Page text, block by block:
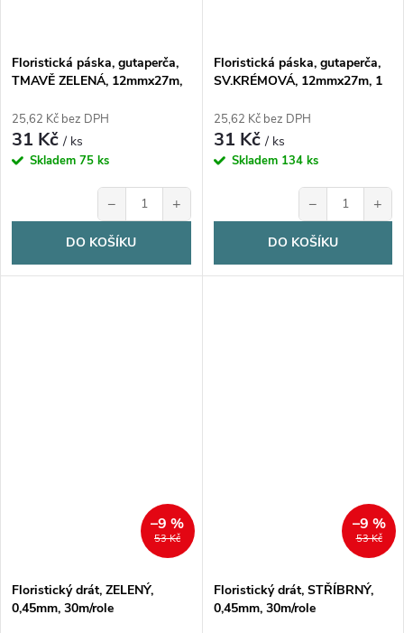
Floristická páska, gutaperča,
TMAVĚ ZELENÁ, 12mmx27m,
25,62 Kč bez DPH
31 Kč/ ks
Skladem 75 ks
− +
DO KOŠÍKU
Floristická páska, gutaperča,
SV.KRÉMOVÁ, 12mmx27m, 1
25,62 Kč bez DPH
31 Kč/ ks
Skladem 134 ks
− +
DO KOŠÍKU
53 Kč
–9 %
Floristický drát, ZELENÝ,
0,45mm, 30m/role
53 Kč
–9 %
Floristický drát, STŘÍBRNÝ,
0,45mm, 30m/role